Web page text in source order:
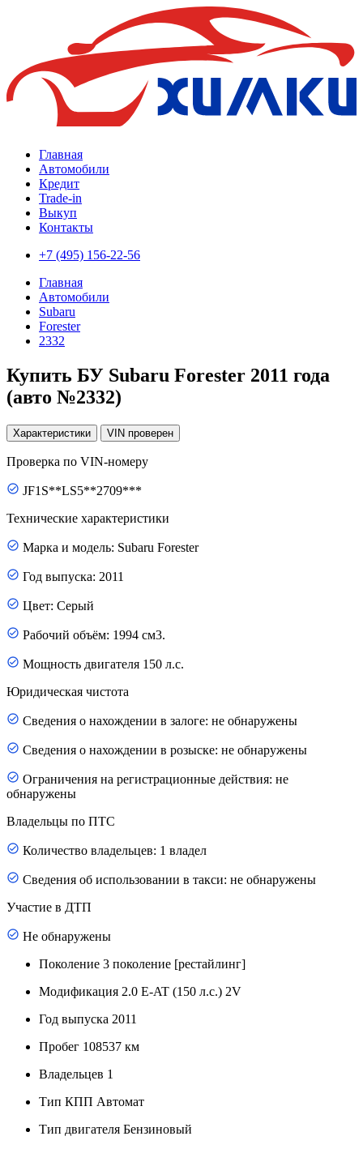
Главная
Автомобили
Кредит
Trade-in
Выкуп
Контакты
+7 (495) 156-22-56
Главная
Автомобили
Subaru
Forester
2332
Купить БУ Subaru Forester 2011 года
(авто №2332)
Характеристики VIN проверен
Проверка по VIN-номеру
JF1S**LS5**2709***
Технические характеристики
Марка и модель: Subaru Forester
Год выпуска: 2011
Цвет: Серый
Рабочий объём: 1994 см3.
Мощность двигателя 150 л.с.
Юридическая чистота
Сведения о нахождении в залоге: не обнаружены
Сведения о нахождении в розыске: не обнаружены
Ограничения на регистрационные действия: не
обнаружены
Владельцы по ПТС
Количество владельцев: 1 владел
Сведения об использовании в такси: не обнаружены
Участие в ДТП
Не обнаружены
Поколение 3 поколение [рестайлинг]
Модификация 2.0 E-AT (150 л.с.) 2V
Год выпуска 2011
Пробег 108537 км
Владельцев 1
Тип КПП Автомат
Тип двигателя Бензиновый